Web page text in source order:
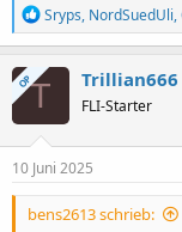
R
e
a
k
t
o
n
e
Sryps, NordSuedUli,
OPT Trillian666
FLI-Starter
10 Juni 2025
bens2613 schrieb: